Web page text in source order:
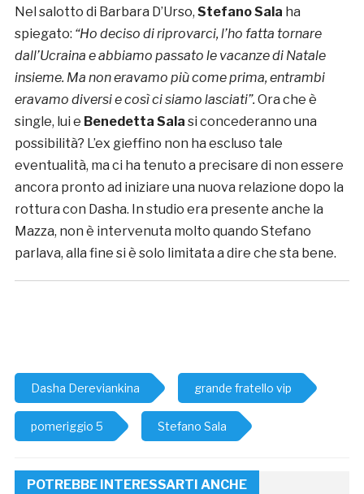
Nel salotto di Barbara D’Urso, Stefano Sala ha
spiegato: “Ho deciso di riprovarci, l’ho fatta tornare
dall’Ucraina e abbiamo passato le vacanze di Natale
insieme. Ma non eravamo più come prima, entrambi
eravamo diversi e così ci siamo lasciati”. Ora che è
single, lui e Benedetta Sala si concederanno una
possibilità? L’ex gieffino non ha escluso tale
eventualità, ma ci ha tenuto a precisare di non essere
ancora pronto ad iniziare una nuova relazione dopo la
rottura con Dasha. In studio era presente anche la
Mazza, non è intervenuta molto quando Stefano
parlava, alla fine si è solo limitata a dire che sta bene.
Dasha Dereviankina grande fratello vip
pomeriggio 5 Stefano Sala
POTREBBE INTERESSARTI ANCHE